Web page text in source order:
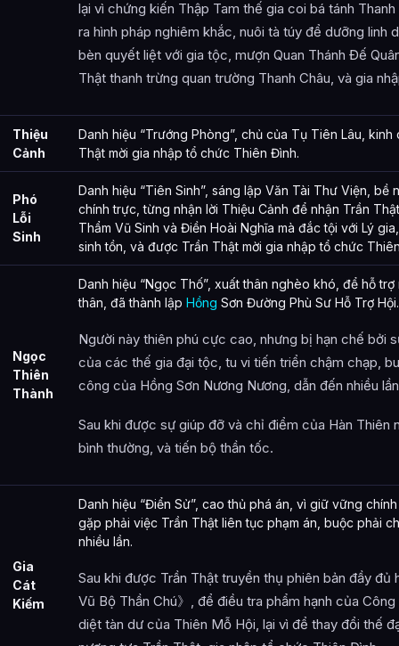
lại vì chứng kiến Thập Tam thế gia coi bá tánh
ra hình pháp nghiêm khắc, nuôi tà túy để dưỡng linh
bèn quyết liệt với gia tộc, mượn Quan Thánh Đế
Thật thanh trừng quan trường Thanh Châu, và gia
Thiệu
Cảnh
Danh hiệu “Trướng Phòng”, chủ của Tụ Tiên Lâu,
Thật mời gia nhập tổ chức Thiên Đình.
Phó
Lỗi
Sinh
Danh hiệu “Tiên Sinh”, sáng lập Văn Tài Thư Viện, bề
chính trực, từng nhận lời Thiệu Cảnh để nhận Trần
Thẩm Vũ Sinh và Điền Hoài Nghĩa mà đắc tội với Lý
sinh tồn, và được Trần Thật mời gia nhập tổ chức
Ngọc
Thiên
Thành
Danh hiệu “Ngọc Thố”, xuất thân nghèo khó, để hỗ
thân, đã thành lập Hồng Sơn Đường Phù Sư Hỗ Trợ Hội.
Người này thiên phú cực cao, nhưng bị hạn chế bởi
của các thế gia đại tộc, tu vi tiến triển chậm chạp,
công của Hồng Sơn Nương Nương, dẫn đến nhiều
Sau khi được sự giúp đỡ và chỉ điểm của Hàn Thiên
bình thường, và tiến bộ thần tốc.
Gia
Cát
Kiếm
Danh hiệu “Điển Sử”, cao thủ phá án, vì giữ vững
gặp phải việc Trần Thật liên tục phạm án, buộc phải
nhiều lần.
Sau khi được Trần Thật truyền thụ phiên bản đầy đủ
Vũ Bộ Thần Chú》, để điều tra phẩm hạnh của
diệt tàn dư của Thiên Mỗ Hội, lại vì để thay đổi thế